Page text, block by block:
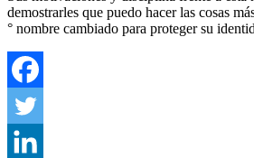
demostrarles que puedo hacer las cosas
° nombre cambiado para proteger su